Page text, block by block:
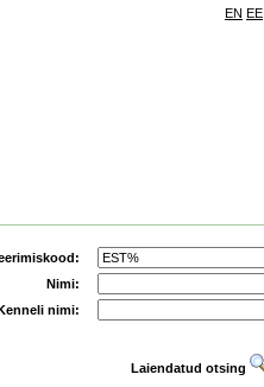
EN EE
Nimi:
nimi:
Laiendatud otsing